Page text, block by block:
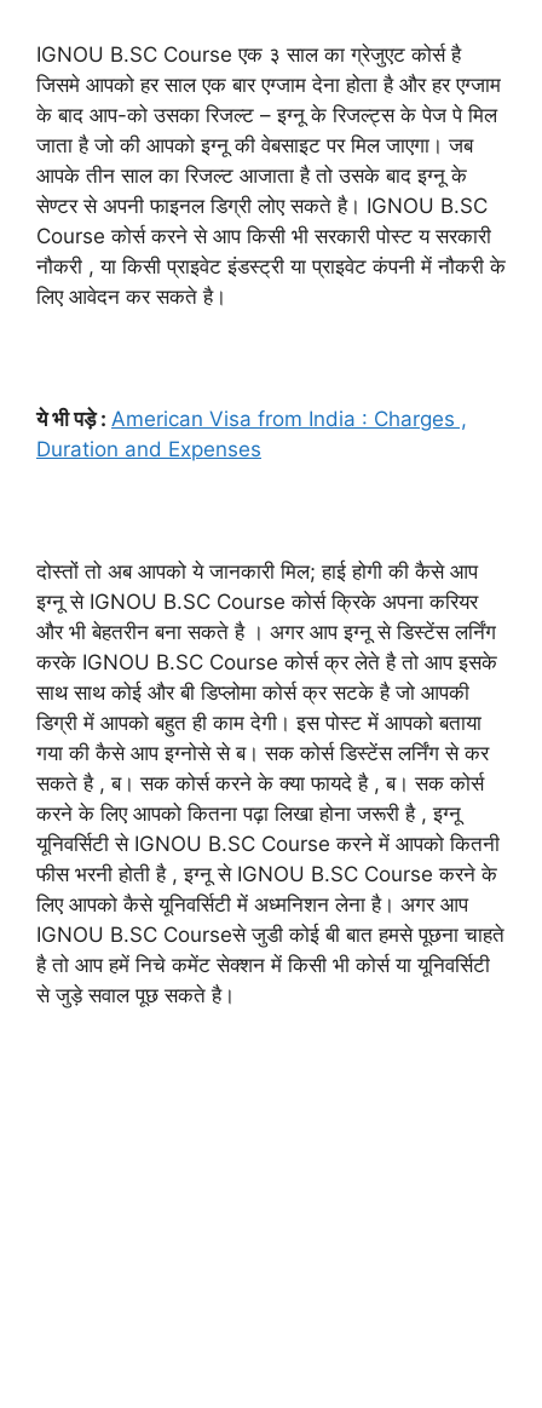
IGNOU B.SC Course एक ३ साल का ग्रेजुएट कोर्स है
जिसमे आपको हर साल एक बार एग्जाम देना होता है और हर एग्जाम
के बाद आप-को उसका रिजल्ट – इग्नू के रिजल्ट्स के पेज पे मिल
जाता है जो की आपको इग्नू की वेबसाइट पर मिल जाएगा। जब
आपके तीन साल का रिजल्ट आजाता है तो उसके बाद इग्नू के
सेण्टर से अपनी फाइनल डिग्री लोए सकते है। IGNOU B.SC
Course कोर्स करने से आप किसी भी सरकारी पोस्ट य सरकारी
नौकरी , या किसी प्राइवेट इंडस्ट्री या प्राइवेट कंपनी में नौकरी के
लिए आवेदन कर सकते है।
ये भी पड़े : American Visa from India : Charges ,
Duration and Expenses
दोस्तों तो अब आपको ये जानकारी मिल; हाई होगी की कैसे आप
इग्नू से IGNOU B.SC Course कोर्स क्रिके अपना करियर
और भी बेहतरीन बना सकते है । अगर आप इग्नू से डिस्टेंस लर्निंग
करके IGNOU B.SC Course कोर्स क्र लेते है तो आप इसके
साथ साथ कोई और बी डिप्लोमा कोर्स क्र सटके है जो आपकी
डिग्री में आपको बहुत ही काम देगी। इस पोस्ट में आपको बताया
गया की कैसे आप इग्नोसे से ब। सक कोर्स डिस्टेंस लर्निंग से कर
सकते है , ब। सक कोर्स करने के क्या फायदे है , ब। सक कोर्स
करने के लिए आपको कितना पढ़ा लिखा होना जरूरी है , इग्नू
यूनिवर्सिटी से IGNOU B.SC Course करने में आपको कितनी
फीस भरनी होती है , इग्नू से IGNOU B.SC Course करने के
लिए आपको कैसे यूनिवर्सिटी में अध्मनिशन लेना है। अगर आप
IGNOU B.SC Courseसे जुडी कोई बी बात हमसे पूछना चाहते
है तो आप हमें निचे कमेंट सेक्शन में किसी भी कोर्स या यूनिवर्सिटी
से जुड़े सवाल पूछ सकते है।